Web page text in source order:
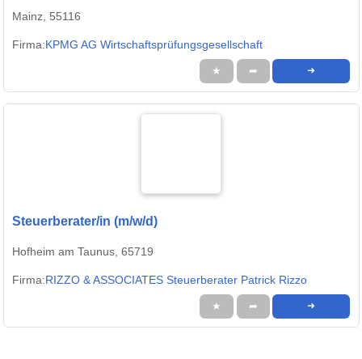
Mainz, 55116
Firma:KPMG AG Wirtschaftsprüfungsgesellschaft
★ ➦ ➜
Steuerberater/in (m/w/d)
Hofheim am Taunus, 65719
Firma:RIZZO & ASSOCIATES Steuerberater Patrick Rizzo
★ ➦ ➜